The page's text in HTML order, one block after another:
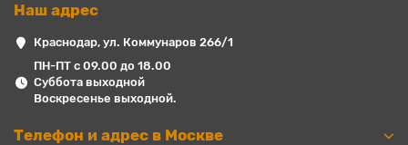
Наш адрес
Краснодар, ул. Коммунаров 266/1
ПН-ПТ с 09.00 до 18.00
Суббота выходной
Воскресенье выходной.
Телефон и адрес в Москве